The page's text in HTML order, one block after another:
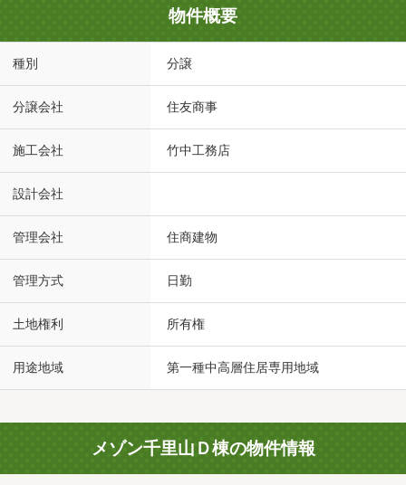
物件概要
種別 分譲
分譲会社 住友商事
施工会社 竹中工務店
設計会社
管理会社 住商建物
管理方式 日勤
土地権利 所有権
用途地域 第一種中高層住居専用地域
メゾン千里山Ｄ棟の物件情報